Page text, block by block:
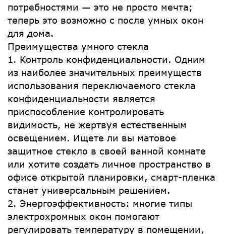
потребностями — это не просто мечта;
теперь это возможно с после умных окон
для дома.
Преимущества умного стекла
1. Контроль конфиденциальности. Одним
из наиболее значительных преимуществ
использования переключаемого стекла
конфиденциальности является
приспособление контролировать
видимость, не жертвуя естественным
освещением. Ищете ли вы матовое
защитное стекло в своей ванной комнате
или хотите создать личное пространство в
офисе открытой планировки, смарт-пленка
станет универсальным решением.
2. Энергоэффективность: многие типы
электрохромных окон помогают
регулировать температуру в помещении,